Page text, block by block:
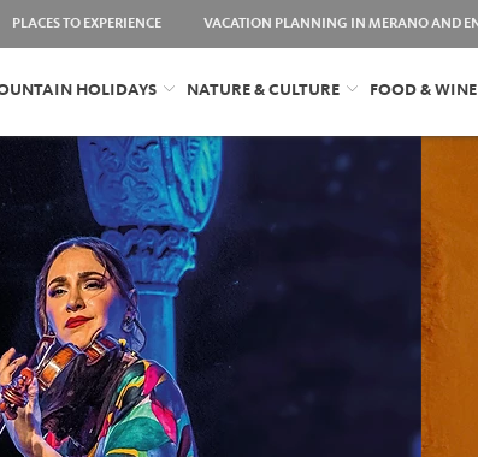
PLACES TO EXPERIENCE VACATION PLANNING IN MERANO AND
HOLIDAYS NATURE & CULTURE FOOD & WINE